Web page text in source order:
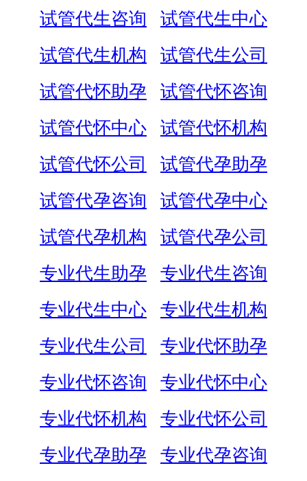
试管代生咨询
试管代生中心
试管代生机构
试管代生公司
试管代怀助孕
试管代怀咨询
试管代怀中心
试管代怀机构
试管代怀公司
试管代孕助孕
试管代孕咨询
试管代孕中心
试管代孕机构
试管代孕公司
专业代生助孕
专业代生咨询
专业代生中心
专业代生机构
专业代生公司
专业代怀助孕
专业代怀咨询
专业代怀中心
专业代怀机构
专业代怀公司
专业代孕助孕
专业代孕咨询